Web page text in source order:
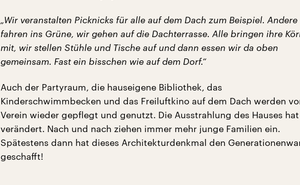
„Wir veranstalten Picknicks für alle auf dem Dach zum Beispiel. Andere
fahren ins Grüne, wir gehen auf die Dachterrasse. Alle bringen ihre
mit, wir stellen Stühle und Tische auf und dann essen wir da oben
gemeinsam. Fast ein bisschen wie auf dem Dorf.“
Auch der Partyraum, die hauseigene Bibliothek, das
Kinderschwimmbecken und das Freiluftkino auf dem Dach werden
Verein wieder gepflegt und genutzt. Die Ausstrahlung des Hauses
verändert. Nach und nach ziehen immer mehr junge Familien ein.
Spätestens dann hat dieses Architekturdenkmal den
geschafft!